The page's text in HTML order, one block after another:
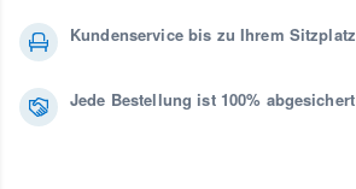
Kundenservice bis zu Ihrem Sitzplatz
Jede Bestellung ist 100% abgesichert